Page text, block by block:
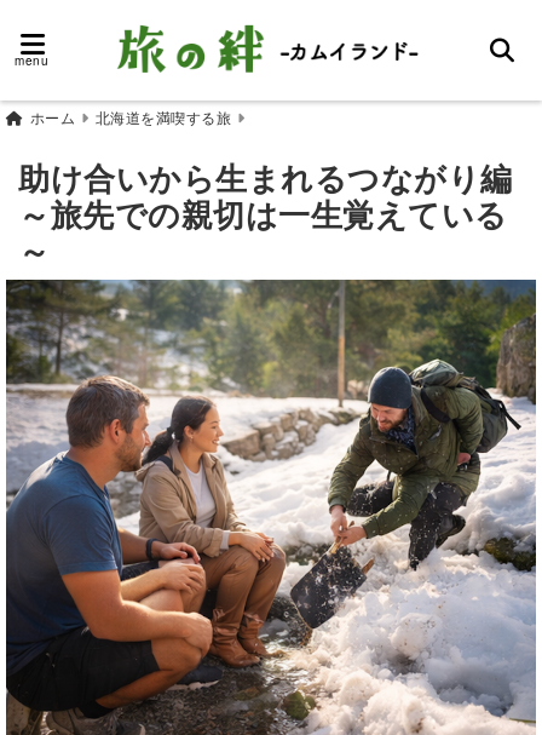
menu
ホーム 北海道を満喫する旅
助け合いから生まれるつながり編
～旅先での親切は一生覚えている
～